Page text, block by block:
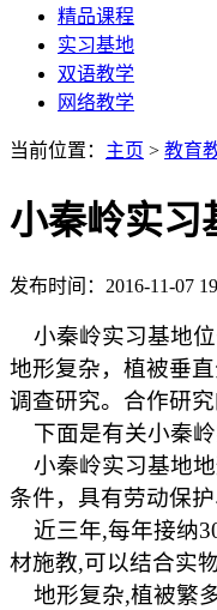
精品课程
实习基地
双语教学
网络教学
当前位置： 主页 > 教育
小秦岭实习
发布时间：2016-11-07
小秦岭实习基地位
地形复杂，植被垂
调查研究。合作研
下面是有关小秦
小秦岭实习基地
条件，具有劳动保
近三年,每年接纳
材施教,可以结合实
地形复杂,植被繁